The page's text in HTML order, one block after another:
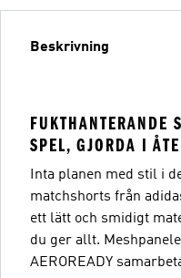
Beskrivning
FUKTHANTERANDE
SPEL, GJORDA I
Inta planen med stil i
matchshorts från
ett lätt och smidigt
du ger allt.
AEROREADY